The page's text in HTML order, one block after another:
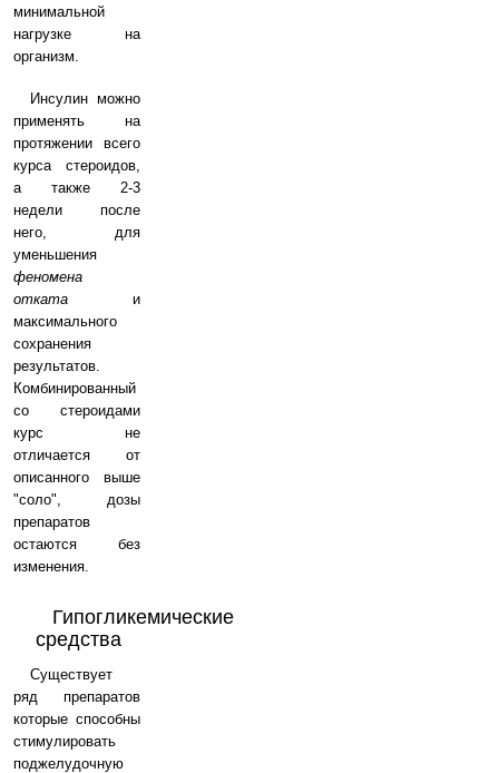
минимальной
нагрузке на
организм.
Инсулин можно
применять на
протяжении всего
курса стероидов,
а также 2-3
недели после
него, для
уменьшения
феномена
отката и
максимального
сохранения
результатов.
Комбинированный
со стероидами
курс не
отличается от
описанного выше
"соло", дозы
препаратов
остаются без
изменения.
Гипогликемические
средства
Существует
ряд препаратов
которые способны
стимулировать
поджелудочную